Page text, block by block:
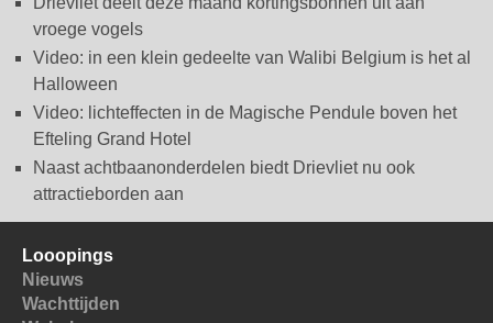
vroege vogels
Video: in een klein gedeelte van Walibi Belgium is het al
Halloween
Video: lichteffecten in de Magische Pendule boven het
Efteling Grand Hotel
Naast achtbaanonderdelen biedt Drievliet nu ook
attractieborden aan
Looopings
Nieuws
Wachttijden